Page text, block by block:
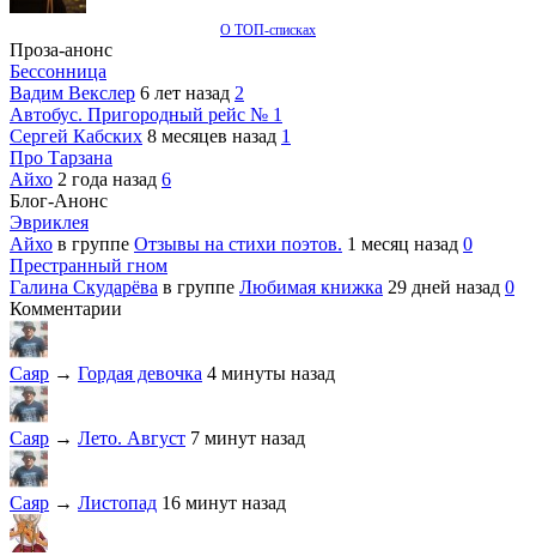
О ТОП-списках
Проза-анонс
Бессонница
Вадим Векслер 6 лет назад 2
Автобус. Пригородный рейс № 1
Сергей Кабских 8 месяцев назад 1
Про Тарзана
Айхо 2 года назад 6
Блог-Анонс
Эвриклея
Айхо в группе Отзывы на стихи поэтов. 1 месяц назад 0
Престранный гном
Галина Скударёва в группе Любимая книжка 29 дней назад 0
Комментарии
Саяр → Гордая девочка 4 минуты назад
Саяр → Лето. Август 7 минут назад
Саяр → Листопад 16 минут назад